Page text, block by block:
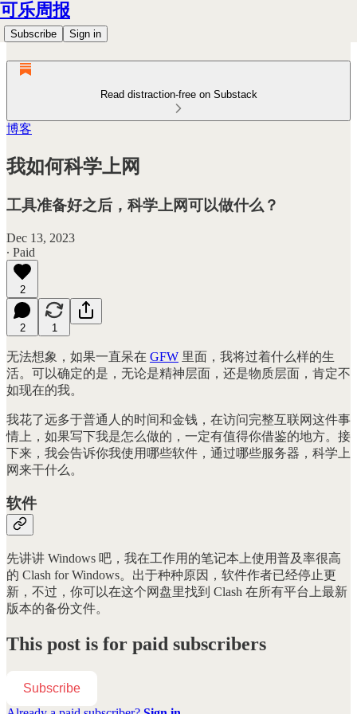
可乐周报
Subscribe Sign in
Read distraction-free on Substack
博客
我如何科学上网
工具准备好之后，科学上网可以做什么？
Dec 13, 2023
∙ Paid
2
2 1
无法想象，如果一直呆在 GFW 里面，我将过着什么样的生
活。可以确定的是，无论是精神层面，还是物质层面，肯定不
如现在的我。
我花了远多于普通人的时间和金钱，在访问完整互联网这件事
情上，如果写下我是怎么做的，一定有值得你借鉴的地方。接
下来，我会告诉你我使用哪些软件，通过哪些服务器，科学上
网来干什么。
软件
先讲讲 Windows 吧，我在工作用的笔记本上使用普及率很高
的 Clash for Windows。出于种种原因，软件作者已经停止更
新，不过，你可以在这个网盘里找到 Clash 在所有平台上最新
版本的备份文件。
This post is for paid subscribers
Subscribe